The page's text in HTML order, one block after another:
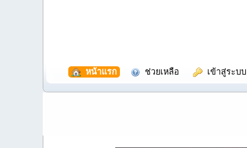
หน้าแรก ช่วยเหลือ เข้าสู่ระบบ